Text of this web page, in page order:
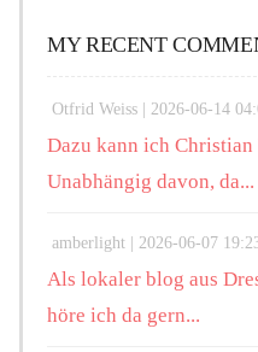
MY RECENT
Otfrid Weiss | 2026-06-14
Dazu kann ich
Unabhängig davon, da...
amberlight | 2026-06-07
Als lokaler blog aus
höre ich da gern...